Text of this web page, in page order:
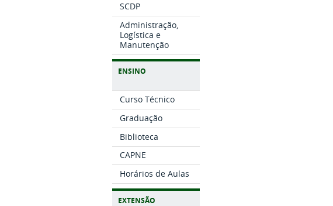
SCDP
Administração,
Logística e
Manutenção
ENSINO
Curso Técnico
Graduação
Biblioteca
CAPNE
Horários de Aulas
EXTENSÃO